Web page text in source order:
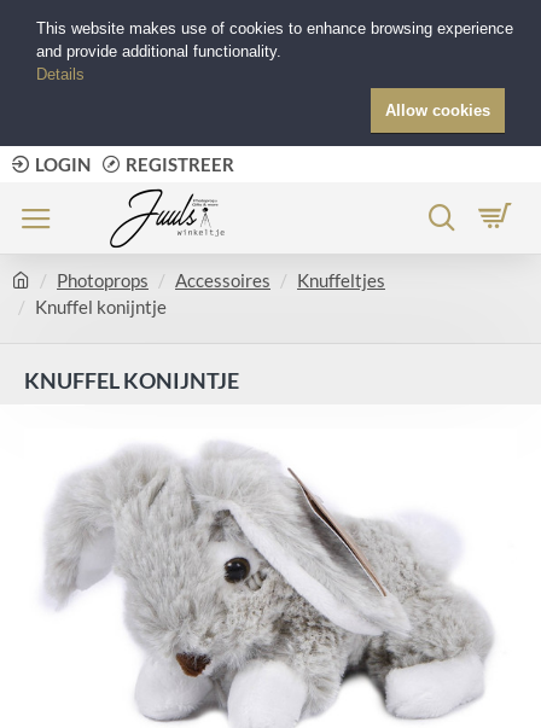
LOGIN REGISTREER
Photoprops Accessoires
Knuffeltjes
Knuffel konijntje
KNUFFEL KONIJNTJE
This website makes use of cookies to enhance browsing experience
and provide additional functionality.
Details
Allow cookies